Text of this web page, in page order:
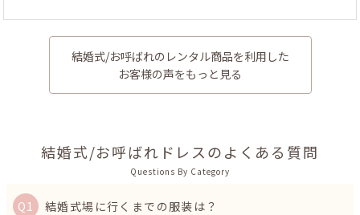
結婚式/お呼ばれのレンタル商品を利用した
お客様の声をもっと見る
結婚式/お呼ばれドレスのよくある質問
Questions By Category
結婚式場に行くまでの服装は？